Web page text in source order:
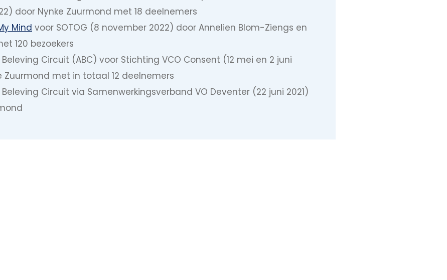
door Nynke Zuurmond met 18 deelnemers
Mind voor SOTOG (8 november 2022) door Annelien Blom-Ziengs en
120 bezoekers
Circuit (ABC) voor Stichting VCO Consent (12 mei en 2 juni
Zuurmond met in totaal 12 deelnemers
Circuit via Samenwerkingsverband VO Deventer (22 juni 2021)